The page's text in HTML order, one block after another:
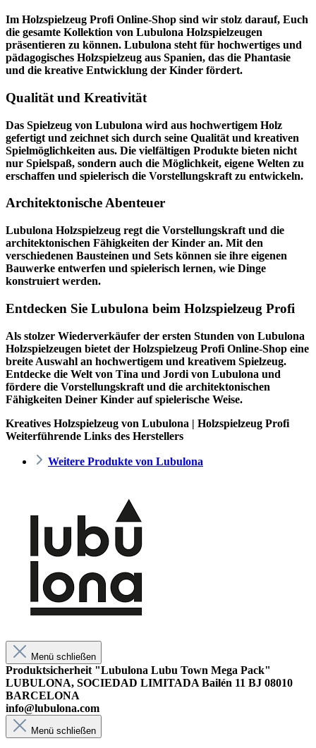
Im Holzspielzeug Profi Online-Shop sind wir stolz darauf, Euch
die gesamte Kollektion von Lubulona Holzspielzeugen
präsentieren zu können. Lubulona steht für hochwertiges und
pädagogisches Holzspielzeug aus Spanien, das die Phantasie
und die kreative Entwicklung der Kinder fördert.
Qualität und Kreativität
Das Spielzeug von Lubulona wird aus hochwertigem Holz
gefertigt und zeichnet sich durch seine Qualität und kreativen
Spielmöglichkeiten aus. Die vielfältigen Produkte bieten nicht
nur Spielspaß, sondern auch die Möglichkeit, eigene Welten zu
erschaffen und spielerisch die Vorstellungskraft zu entwickeln.
Architektonische Abenteuer
Lubulona Holzspielzeug regt die Vorstellungskraft und die
architektonischen Fähigkeiten der Kinder an. Mit den
verschiedenen Bausteinen und Sets können sie ihre eigenen
Bauwerke entwerfen und spielerisch lernen, wie Dinge
konstruiert werden.
Entdecken Sie Lubulona beim Holzspielzeug Profi
Als stolzer Wiederverkäufer der ersten Stunden von Lubulona
Holzspielzeugen bietet der Holzspielzeug Profi Online-Shop eine
breite Auswahl an hochwertigem und kreativem Spielzeug.
Entdecke die Welt von Tina und Jordi von Lubulona und
fördere die Vorstellungskraft und die architektonischen
Fähigkeiten Deiner Kinder auf spielerische Weise.
Kreatives Holzspielzeug von Lubulona | Holzspielzeug Profi
Weiterführende Links des Herstellers
Weitere Produkte von Lubulona
Menü schließen
Produktsicherheit "Lubulona Lubu Town Mega Pack"
LUBULONA, SOCIEDAD LIMITADA Bailén 11 BJ 08010
BARCELONA
info@lubulona.com
Menü schließen